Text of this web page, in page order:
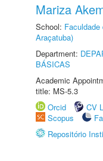
Mariza
School:
Araçatuba)
Department:
BÁSICAS
Academic
title: MS-5.3
Orcid
CV
Scopus
Repositório